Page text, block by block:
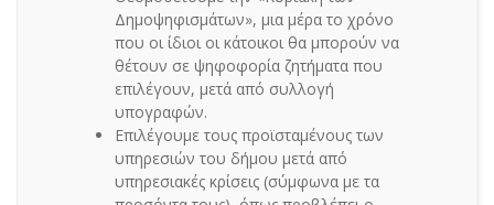
Δημοψηφισμάτων», μια μέρα το χρόνο
που οι ίδιοι οι κάτοικοι θα μπορούν να
θέτουν σε ψηφοφορία ζητήματα που
επιλέγουν, μετά από συλλογή
υπογραφών.
Επιλέγουμε τους προϊσταμένους των
υπηρεσιών του δήμου μετά από
υπηρεσιακές κρίσεις (σύμφωνα με τα